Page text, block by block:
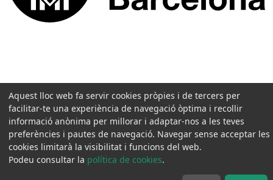
Aquest lloc web fa servir cookies pròpies i de tercers per
facilitar-te una experiència de navegació òptima i recollir
informació anònima per millorar i adaptar-nos a les teves
preferències i pautes de navegació. Navegar sense acceptar les
cookies limitarà la visibilitat i funcions del web.
Podeu consultar la política de cookies.